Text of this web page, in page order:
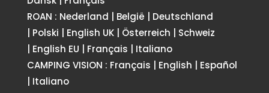
ROAN : Nederland België
Deutschland
Polski English UK Österreich
Schweiz
English EU Français
Italiano
CAMPING VISION : Français English
Español
Italiano